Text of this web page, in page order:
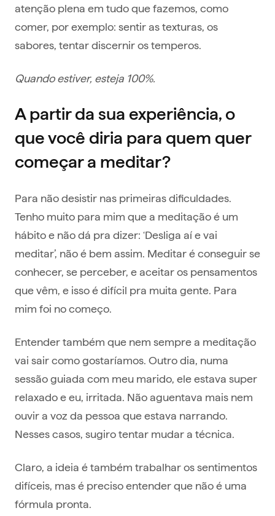
atenção plena em tudo que fazemos, como
comer, por exemplo: sentir as texturas, os
sabores, tentar discernir os temperos.
Quando estiver, esteja 100%.
A partir da sua experiência, o
que você diria para quem quer
começar a meditar?
Para não desistir nas primeiras dificuldades.
Tenho muito para mim que a meditação é um
hábito e não dá pra dizer: ‘Desliga aí e vai
meditar’, não é bem assim. Meditar é conseguir se
conhecer, se perceber, e aceitar os pensamentos
que vêm, e isso é difícil pra muita gente. Para
mim foi no começo.
Entender também que nem sempre a meditação
vai sair como gostaríamos. Outro dia, numa
sessão guiada com meu marido, ele estava super
relaxado e eu, irritada. Não aguentava mais nem
ouvir a voz da pessoa que estava narrando.
Nesses casos, sugiro tentar mudar a técnica.
Claro, a ideia é também trabalhar os sentimentos
difíceis, mas é preciso entender que não é uma
fórmula pronta.